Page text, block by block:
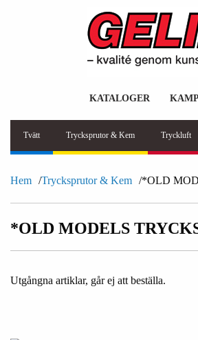
KATALOGER
Tvätt Trycksprutor & Kem Tryckluft
Hem Trycksprutor & Kem *OLD
*OLD MODELS
Utgångna artiklar, går ej att beställa.